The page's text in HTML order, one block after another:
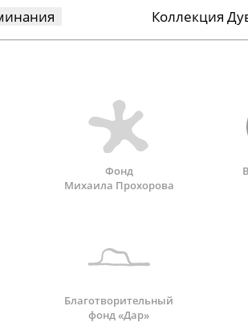
Коллекция
Фонд
Михаила Прохорова
Благотворительный
фонд «Дар»